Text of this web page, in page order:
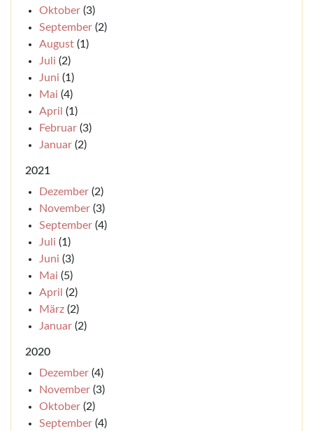
Oktober (3)
September (2)
August (1)
Juli (2)
Juni (1)
Mai (4)
April (1)
Februar (3)
Januar (2)
2021
Dezember (2)
November (3)
September (4)
Juli (1)
Juni (3)
Mai (5)
April (2)
März (2)
Januar (2)
2020
Dezember (4)
November (3)
Oktober (2)
September (4)